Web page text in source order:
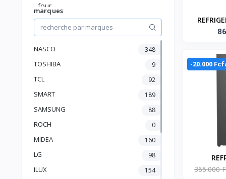
four
TV et Accessoires
Climatisation, chauffage et
Maison et Bureau
beautés et accessoires
marques
NASCO 348
TOSHIBA 9
TCL 92
SMART 189
SAMSUNG 88
ROCH 0
MIDEA 160
LG 98
ILUX 154
-20.000
365.000